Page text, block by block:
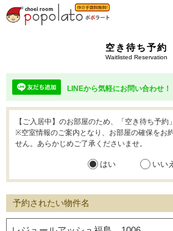
空き待ち予約
Waitlisted Reservation
LINEから気軽にお問い合わせ！
【ご入居中】のお部屋のため、「空き待ち予約
※空室情報のご案内となり、お部屋の確保をお
せん。あらかじめご了承くださいませ。
はい いいえ
予約されたい物件名